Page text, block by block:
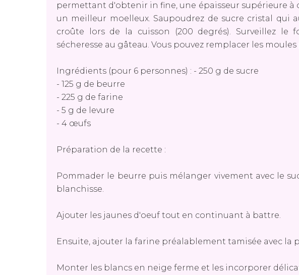
permettant d'obtenir in fine, une épaisseur supérieure
un meilleur moelleux. Saupoudrez de sucre cristal qui
croûte lors de la cuisson (200 degrés). Surveillez le
sécheresse au gâteau. Vous pouvez remplacer les
Ingrédients (pour 6 personnes) : - 250 g de sucre
- 125 g de beurre
- 225 g de farine
- 5 g de levure
- 4 œufs
Préparation de la recette :
Pommader le beurre puis mélanger vivement avec le
blanchisse.
Ajouter les jaunes d'oeuf tout en continuant à battre.
Ensuite, ajouter la farine préalablement tamisée avec la
Monter les blancs en neige ferme et les incorporer